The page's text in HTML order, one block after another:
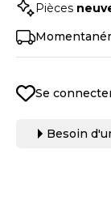
Pièces
Se
Besoin